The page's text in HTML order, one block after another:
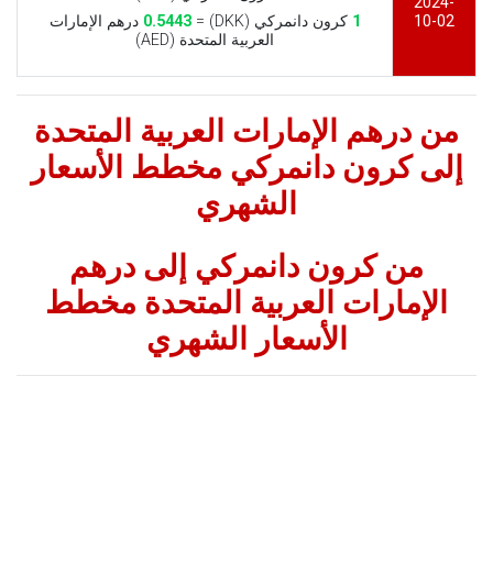
10-02
1 كرون دانمركي (DKK) = 0.5443 درهم الإمارات
العربية المتحدة (AED)
من درهم الإمارات العربية المتحدة
إلى كرون دانمركي مخطط الأسعار
الشهري
من كرون دانمركي إلى درهم
الإمارات العربية المتحدة مخطط
الأسعار الشهري